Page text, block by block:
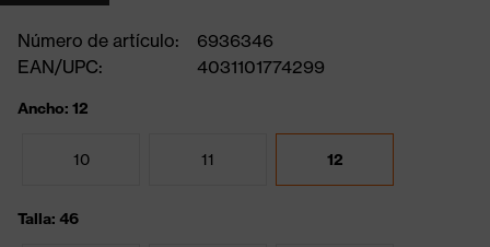
Número de artículo:
6936346
EAN/UPC:
4031101774299
Ancho: 12
10 11 12
Talla: 46